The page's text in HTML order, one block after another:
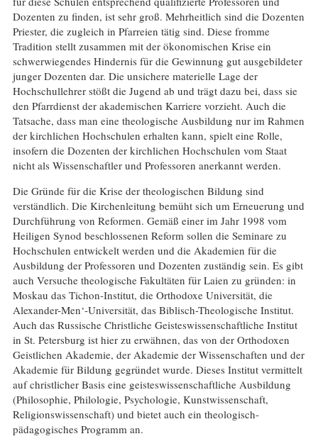
Dozenten zu finden, ist sehr groß. Mehrheitlich sind die Dozenten
Priester, die zugleich in Pfarreien tätig sind. Diese fromme
Tradition stellt zusammen mit der ökonomischen Krise ein
schwerwiegendes Hindernis für die Gewinnung gut ausgebildeter
junger Dozenten dar. Die unsichere materielle Lage der
Hochschullehrer stößt die Jugend ab und trägt dazu bei, dass sie
den Pfarrdienst der akademischen Karriere vorzieht. Auch die
Tatsache, dass man eine theologische Ausbildung nur im Rahmen
der kirchlichen Hochschulen erhalten kann, spielt eine Rolle,
insofern die Dozenten der kirchlichen Hochschulen vom Staat
nicht als Wissenschaftler und Professoren anerkannt werden.
Die Gründe für die Krise der theologischen Bildung sind
verständlich. Die Kirchenleitung bemüht sich um Erneuerung und
Durchführung von Reformen. Gemäß einer im Jahr 1998 vom
Heiligen Synod beschlossenen Reform sollen die Seminare zu
Hochschulen entwickelt werden und die Akademien für die
Ausbildung der Professoren und Dozenten zuständig sein. Es gibt
auch Versuche theologische Fakultäten für Laien zu gründen: in
Moskau das Tichon-Institut, die Orthodoxe Universität, die
Alexander-Men‘-Universität, das Biblisch-Theologische Institut.
Auch das Russische Christliche Geisteswissenschaftliche Institut
in St. Petersburg ist hier zu erwähnen, das von der Orthodoxen
Geistlichen Akademie, der Akademie der Wissenschaften und der
Akademie für Bildung gegründet wurde. Dieses Institut vermittelt
auf christlicher Basis eine geisteswissenschaftliche Ausbildung
(Philosophie, Philologie, Psychologie, Kunstwissenschaft,
Religionswissenschaft) und bietet auch ein theologisch-
pädagogisches Programm an.